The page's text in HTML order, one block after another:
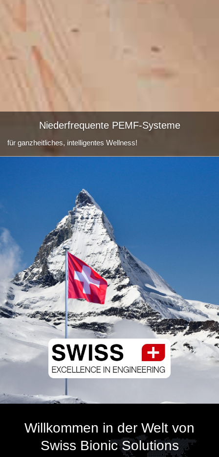
Niederfrequente PEMF-Systeme
für ganzheitliches, intelligentes Wellness!
Willkommen in der Welt von
Swiss Bionic Solutions